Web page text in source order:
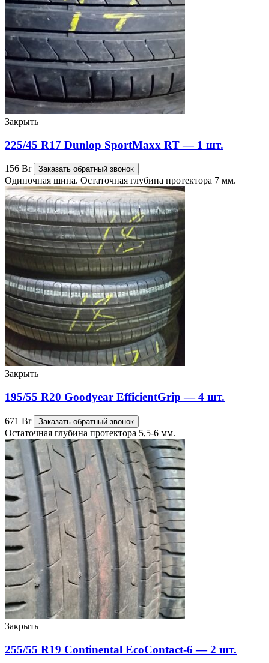
Закрыть
225/45 R17 Dunlop SportMaxx RT — 1 шт.
156 Br Заказать обратный звонок
Одиночная шина. Остаточная глубина протектора 7 мм.
Закрыть
195/55 R20 Goodyear EfficientGrip — 4 шт.
671 Br Заказать обратный звонок
Остаточная глубина протектора 5,5-6 мм.
Закрыть
255/55 R19 Continental EcoContact-6 — 2 шт.